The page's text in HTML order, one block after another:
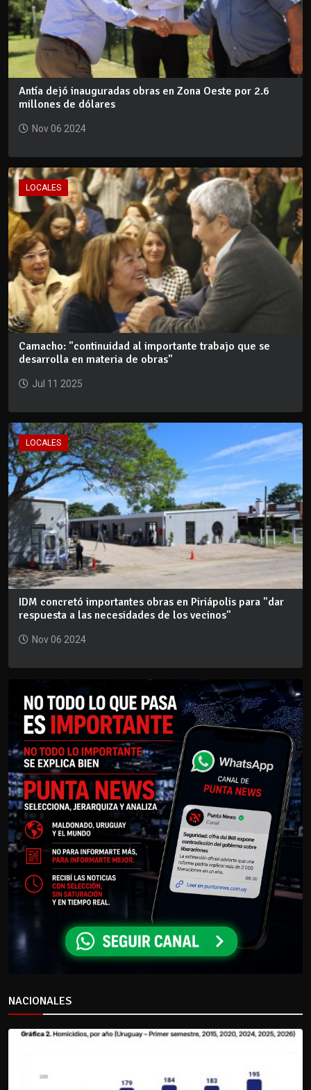
Antía dejó inauguradas obras en Zona Oeste por 2.6
millones de dólares
Nov 06 2024
LOCALES
Camacho: "continuidad al importante trabajo que se
desarrolla en materia de obras"
Jul 11 2025
LOCALES
IDM concretó importantes obras en Piriápolis para "dar
respuesta a las necesidades de los vecinos"
Nov 06 2024
NACIONALES